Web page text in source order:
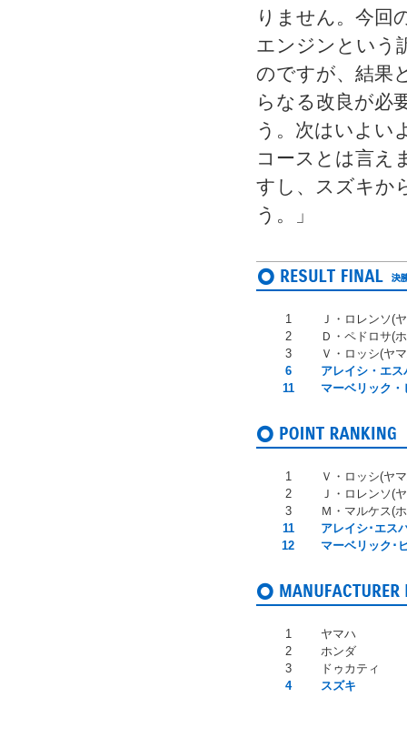
りません。今回
エンジンという
のですが、結果
らなる改良が必
う。次はいよい
コースとは言え
すし、スズキか
う。」
1
Ｊ・ロレンソ(
2
Ｄ・ペドロサ(
3
Ｖ・ロッシ(ヤ
6
アレイシ・エ
11
マーベリック
1
Ｖ・ロッシ(ヤ
2
Ｊ・ロレンソ(
3
Ｍ・マルケス(
11
アレイシ･エス
12
マーベリック･
1
ヤマハ
2
ホンダ
3
ドゥカティ
4
スズキ